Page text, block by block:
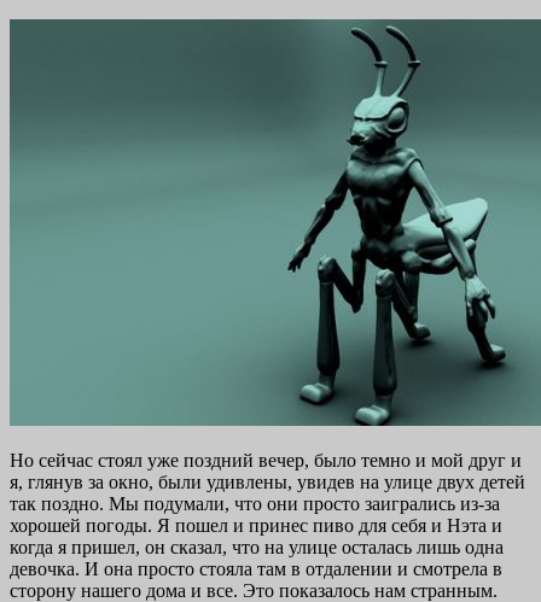
Но сейчас стоял уже поздний вечер, было темно и мой друг и
я, глянув за окно, были удивлены, увидев на улице двух детей
так поздно. Мы подумали, что они просто заигрались из-за
хорошей погоды. Я пошел и принес пиво для себя и Нэта и
когда я пришел, он сказал, что на улице осталась лишь одна
девочка. И она просто стояла там в отдалении и смотрела в
сторону нашего дома и все. Это показалось нам странным.